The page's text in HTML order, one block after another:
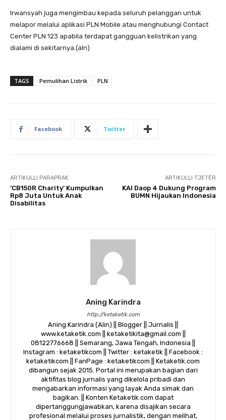
Irwansyah juga mengimbau kepada seluruh pelanggan untuk
melapor melalui aplikasi PLN Mobile atau menghubungi Contact
Center PLN 123 apabila terdapat gangguan kelistrikan yang
dialami di sekitarnya.(aln)
TAGS Pemulihan Listrik PLN
Facebook Twitter
ARTIKULLI PARAPRAK
‘CB150R Charity’ Kumpulkan
Rp8 Juta Untuk Anak
Disabilitas
ARTIKULLI TJETËR
KAI Daop 4 Dukung Program
BUMN Hijaukan Indonesia
Aning Karindra
http://ketaketik.com
Aning Karindra (Alin) || Blogger || Jurnalis ||
www.ketaketik.com || ketaketikita@gmail.com ||
08122776668 || Semarang, Jawa Tengah, Indonesia ||
Instagram : ketaketikcom || Twitter : ketaketik || Facebook :
ketaketikcom || FanPage : ketaketikcom || Ketaketik.com
dibangun sejak 2015. Portal ini merupakan bagian dari
aktifitas blog jurnalis yang dikelola pribadi dan
mengabarkan informasi yang layak Anda simak dan
bagikan. || Konten Ketaketik.com dapat
dipertanggungjawabkan, karena disajikan secara
profesional melalui proses jurnalistik, dengan melihat,